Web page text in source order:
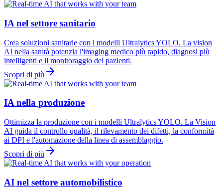
IA nel settore sanitario
Crea soluzioni sanitarie con i modelli Ultralytics YOLO. La vision
AI nella sanità potenzia l'imaging medico più rapido, diagnosi più
intelligenti e il monitoraggio dei pazienti.
Scopri di più
IA nella produzione
Ottimizza la produzione con i modelli Ultralytics YOLO. La Vision
AI guida il controllo qualità, il rilevamento dei difetti, la conformità
ai DPI e l'automazione della linea di assemblaggio.
Scopri di più
AI nel settore automobilistico